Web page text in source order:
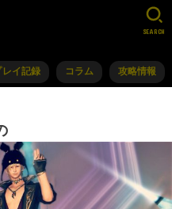
レイ記録 コラム 攻略情報
SEARCH